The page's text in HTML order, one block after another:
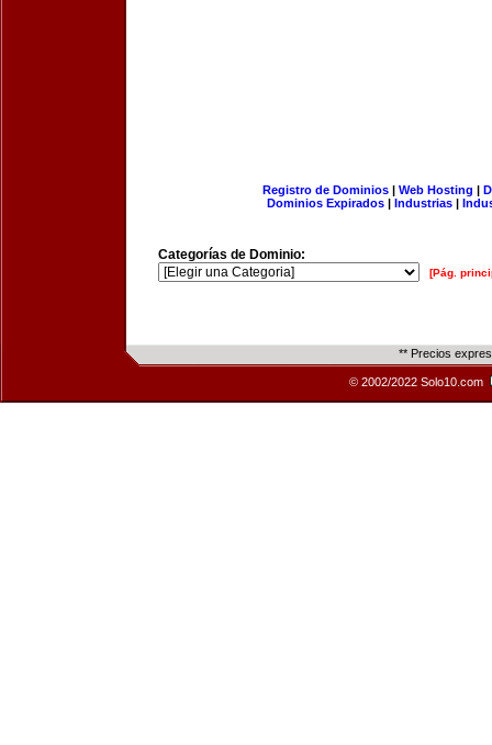
Registro de Dominios| Web Hosting |
Dominios Expirados | Industrias |
Categorías de Dominio:
[Pág.
** Precios
© 2002/2022 Solo10.com